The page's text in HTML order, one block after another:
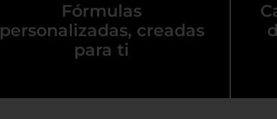
Fórmulas
personalizadas, creadas
para ti